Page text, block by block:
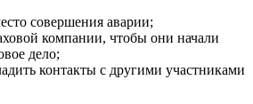
совершения аварии;
компании, чтобы они начали
дело;
контакты с другими участниками